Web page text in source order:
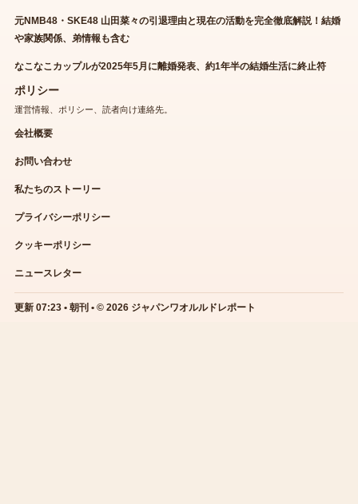
元NMB48・SKE48 山田菜々の引退理由と現在の活動を完全徹底解説！結婚
や家族関係、弟情報も含む
なこなこカップルが2025年5月に離婚発表、約1年半の結婚生活に終止符
ポリシー
運営情報、ポリシー、読者向け連絡先。
会社概要
お問い合わせ
私たちのストーリー
プライバシーポリシー
クッキーポリシー
ニュースレター
更新 07:23 • 朝刊 • © 2026 ジャパンワオルルドレポート